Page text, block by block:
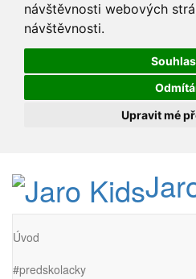
návštěvnosti webových
návštěvnosti.
Upravit mé
Úvod
#predskolacky